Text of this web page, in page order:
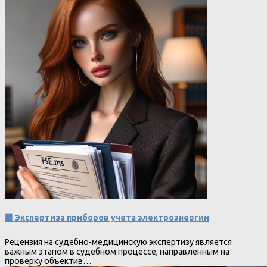
🟩 Экспертиза приборов учета электроэнергии
Рецензия на судебно-медицинскую экспертизу является
важным этапом в судебном процессе, направленным на
проверку объектив…